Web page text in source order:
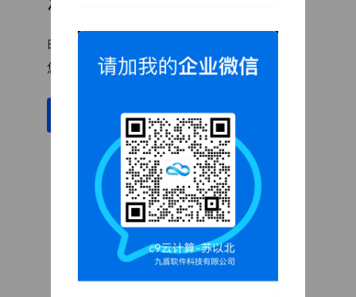
由于官方接口限制，如添加失败！
您可点击复制QQ号搜索添加客服后查找添加。
点击复制客服QQ号